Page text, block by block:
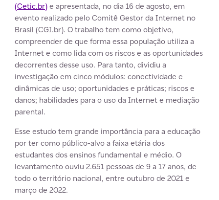
(Cetic.br)e apresentada, no dia 16 de agosto, em
evento realizado pelo Comitê Gestor da Internet no
Brasil (CGI.br). O trabalho tem como objetivo,
compreender de que forma essa população utiliza a
Internet e como lida com os riscos e as oportunidades
decorrentes desse uso. Para tanto, dividiu a
investigação em cinco módulos: conectividade e
dinâmicas de uso; oportunidades e práticas; riscos e
danos; habilidades para o uso da Internet e mediação
parental.
Esse estudo tem grande importância para a educação
por ter como público-alvo a faixa etária dos
estudantes dos ensinos fundamental e médio. O
levantamento ouviu 2.651 pessoas de 9 a 17 anos, de
todo o território nacional, entre outubro de 2021 e
março de 2022.